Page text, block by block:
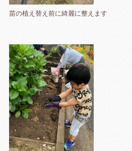
苗の植え替え前に綺麗に整えます